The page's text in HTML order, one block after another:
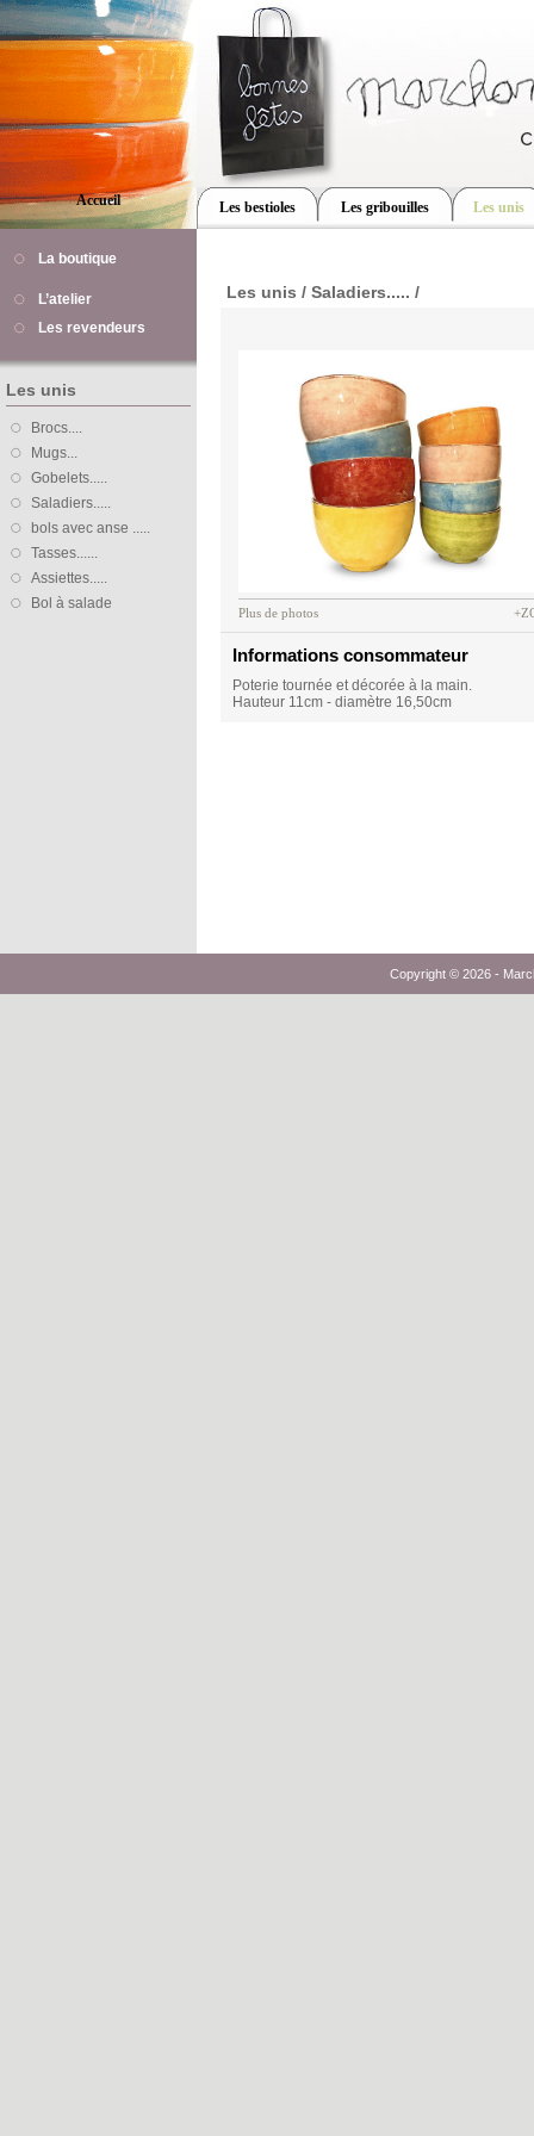
Accueil Les bestioles Les gribouilles Les unis
La boutique
L’atelier
Les revendeurs
Les unis
Brocs....
Mugs...
Gobelets.....
Saladiers.....
bols avec anse .....
Tasses......
Assiettes.....
Bol à salade
Les unis / Saladiers..... /
Plus de photos
Informations consommateur
Poterie tournée et décorée à la main.
Hauteur 11cm - diamètre 16,50cm
Copyright © 2026 -